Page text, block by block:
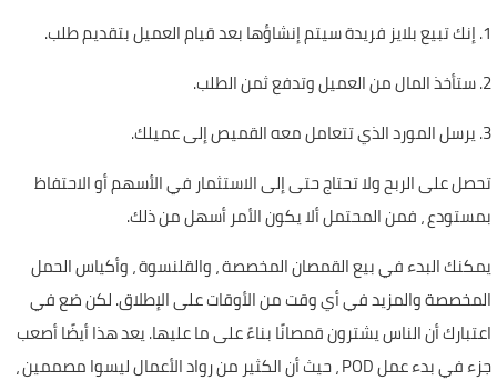
1. إنك تبيع بلايز فريدة سيتم إنشاؤها بعد قيام العميل بتقديم طلب.
2. ستأخذ المال من العميل وتدفع ثمن الطلب.
3. يرسل المورد الذي تتعامل معه القميص إلى عميلك.
تحصل على الربح ولا تحتاج حتى إلى الاستثمار في الأسهم أو الاحتفاظ
بمستودع ، فمن المحتمل ألا يكون الأمر أسهل من ذلك.
يمكنك البدء في بيع القمصان المخصصة ، والقلنسوة ، وأكياس الحمل
المخصصة والمزيد في أي وقت من الأوقات على الإطلاق. لكن ضع في
اعتبارك أن الناس يشترون قمصانًا بناءً على ما عليها. يعد هذا أيضًا أصعب
جزء في بدء عمل POD ، حيث أن الكثير من رواد الأعمال ليسوا مصممين ،